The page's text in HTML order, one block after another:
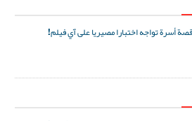
أسرة تواجه اختبارا مصيريا على آي فيلم!